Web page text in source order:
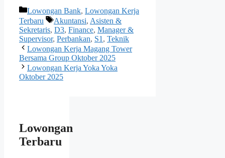
Kategori
Lowongan Bank, Lowongan Kerja
Terbaru
Tag
Akuntansi, Asisten &
Sekretaris, D3, Finance, Manager &
Supervisor, Perbankan, S1, Teknik
Lowongan Kerja Magang Tower
Bersama Group Oktober 2025
Lowongan Kerja Yoka Yoka
Oktober 2025
Lowongan
Terbaru